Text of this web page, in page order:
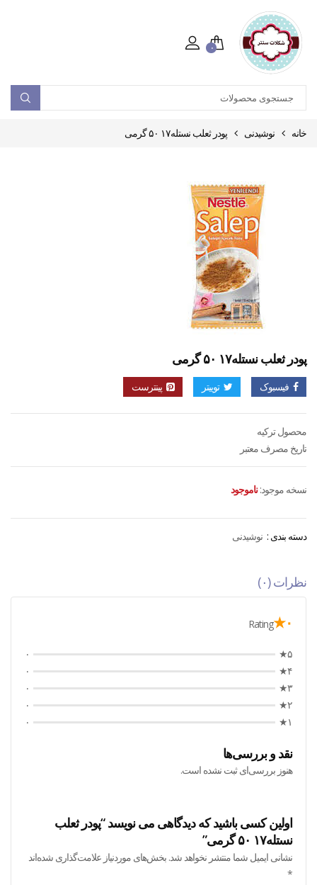
۰
خانه نوشیدنی پودر ثعلب نستله۱۷ ۵۰ گرمی
پودر ثعلب نستله۱۷ ۵۰ گرمی
فیسبوک توییتر پینترست
محصول ترکیه
تاریخ مصرف معتبر
نسخه موجود: ناموجود
دسته بندی : نوشیدنی
نظرات (۰)
۰★ Rating
۵★
۰
۴★
۰
۳★
۰
۲★
۰
۱★
۰
نقد و بررسی‌ها
هنوز بررسی‌ای ثبت نشده است.
اولین کسی باشید که دیدگاهی می نویسد “پودر ثعلب
نستله۱۷ ۵۰ گرمی”
نشانی ایمیل شما منتشر نخواهد شد. بخش‌های موردنیاز علامت‌گذاری شده‌اند
*